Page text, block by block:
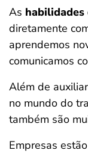
As
diretamente
aprendemos
comunicamos
Além de
no mundo do
também são
Empresas